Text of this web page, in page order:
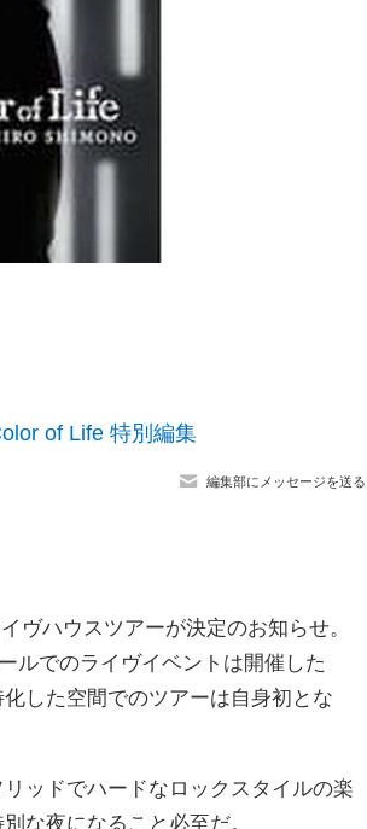
of Life 特別編集
編集部にメッセージを送る
ヴハウスツアーが決定のお知らせ。
ルでのライヴイベントは開催した
した空間でのツアーは自身初とな
ッドでハードなロックスタイルの楽
な夜になること必至だ。